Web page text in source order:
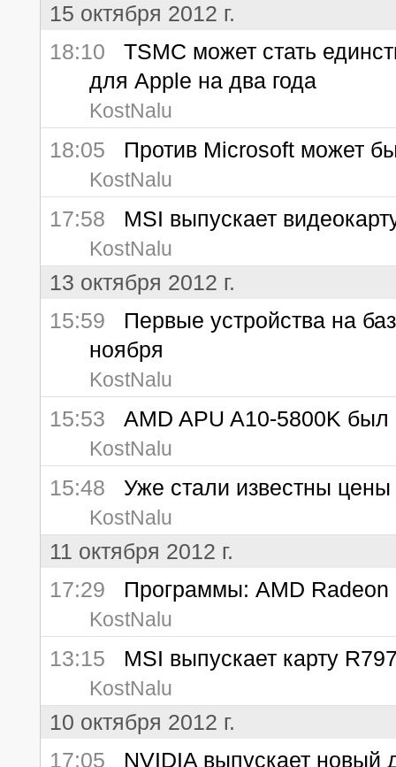
15 октября 2012 г.
18:10 TSMC может стать
для Apple на два года
KostNalu
18:05 Против Microsoft может
KostNalu
17:58 MSI выпускает
KostNalu
13 октября 2012 г.
15:59 Первые устройства на
ноября
KostNalu
15:53 AMD APU A10-5800K был
KostNalu
15:48 Уже стали известны
KostNalu
11 октября 2012 г.
17:29 Программы: AMD
KostNalu
13:15 MSI выпускает карту
KostNalu
10 октября 2012 г.
17:05 NVIDIA выпускает новый